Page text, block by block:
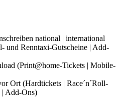
national | international
und Renntaxi-Gutscheine | Add-
(Print@home-Tickets | Mobile-
Ort (Hardtickets | Race´n´Roll-
| Add-Ons)